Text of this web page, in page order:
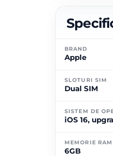
BRAND
Apple
SLOTURI SIM
Dual SIM
SISTEM DE
iOS 16,
MEMORIE RAM
6GB